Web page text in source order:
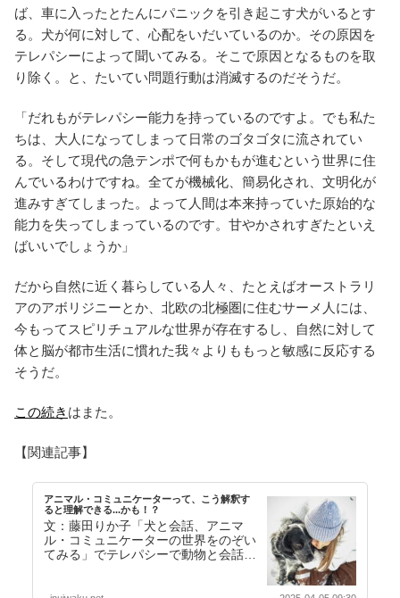
ば、車に入ったとたんにパニックを引き起こす犬がいるとす
る。犬が何に対して、心配をいだいているのか。その原因を
テレパシーによって聞いてみる。そこで原因となるものを取
り除く。と、たいてい問題行動は消滅するのだそうだ。
「だれもがテレパシー能力を持っているのですよ。でも私た
ちは、大人になってしまって日常のゴタゴタに流されてい
る。そして現代の急テンポで何もかもが進むという世界に住
んでいるわけですね。全てが機械化、簡易化され、文明化が
進みすぎてしまった。よって人間は本来持っていた原始的な
能力を失ってしまっているのです。甘やかされすぎたといえ
ばいいでしょうか」
だから自然に近く暮らしている人々、たとえばオーストラリ
アのアボリジニーとか、北欧の北極圏に住むサーメ人には、
今もってスピリチュアルな世界が存在するし、自然に対して
体と脳が都市生活に慣れた我々よりももっと敏感に反応する
そうだ。
この続き はまた。
【関連記事】
アニマル・コミュニケーターって、こう解釈す
ると理解できる...かも！？
文：藤田りか子「犬と会話、アニマ
ル・コミュニケーターの世界をのぞい
てみる」でテレパシーで動物と会話す